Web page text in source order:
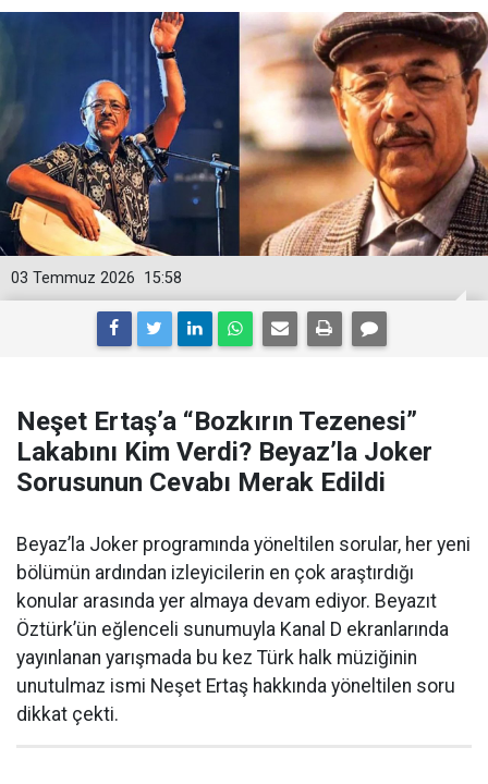
15:58
03 Temmuz 2026
Neşet Ertaş’a “Bozkırın Tezenesi”
Lakabını Kim Verdi? Beyaz’la Joker
Sorusunun Cevabı Merak Edildi
Beyaz’la Joker programında yöneltilen sorular, her yeni
bölümün ardından izleyicilerin en çok araştırdığı
konular arasında yer almaya devam ediyor. Beyazıt
Öztürk’ün eğlenceli sunumuyla Kanal D ekranlarında
yayınlanan yarışmada bu kez Türk halk müziğinin
unutulmaz ismi Neşet Ertaş hakkında yöneltilen soru
dikkat çekti.